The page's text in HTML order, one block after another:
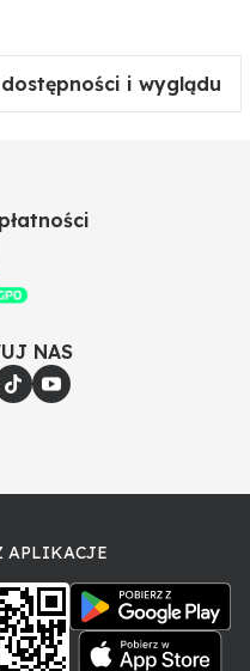
i wyglądu
NAS
APLIKACJE